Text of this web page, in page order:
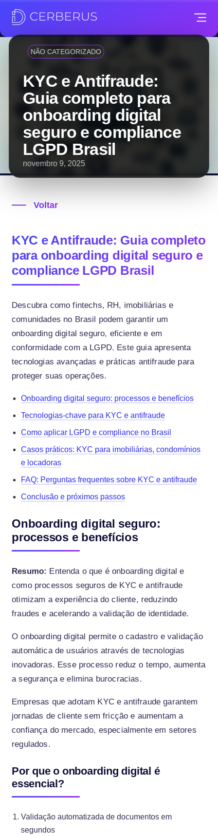
NÃO CATEGORIZADO
KYC e Antifraude:
Guia completo para
onboarding digital
seguro e compliance
LGPD Brasil
novembro 9, 2025
Voltar
KYC e Antifraude: Guia completo
para onboarding digital seguro e
compliance LGPD Brasil
Descubra como fintechs, RH, imobiliárias e
comunidades no Brasil podem garantir um
onboarding digital seguro, eficiente e em
conformidade com a LGPD. Este guia apresenta
tecnologias avançadas e práticas antifraude para
proteger suas operações.
Onboarding digital seguro: processos e benefícios
Tecnologias-chave para KYC e antifraude
Como aplicar LGPD e compliance no Brasil
Casos práticos: KYC para imobiliárias, condomínios
e locadoras
FAQ: Perguntas frequentes sobre KYC e antifraude
Conclusão e próximos passos
Onboarding digital seguro:
processos e benefícios
Resumo: Entenda o que é onboarding digital e
como processos seguros de KYC e antifraude
otimizam a experiência do cliente, reduzindo
fraudes e acelerando a validação de identidade.
O onboarding digital permite o cadastro e validação
automática de usuários através de tecnologias
inovadoras. Esse processo reduz o tempo, aumenta
a segurança e elimina burocracias.
Empresas que adotam KYC e antifraude garantem
jornadas de cliente sem fricção e aumentam a
confiança do mercado, especialmente em setores
regulados.
Por que o onboarding digital é
essencial?
Validação automatizada de documentos em
segundos